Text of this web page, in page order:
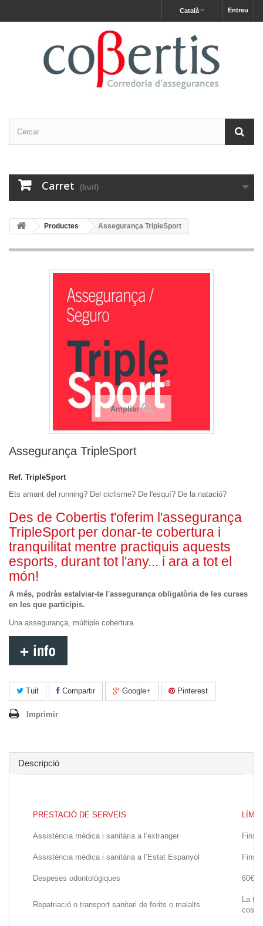
Entreu
Català
Carret (buit)
Productes Assegurança TripleSport
Ampliar
Assegurança TripleSport
Ref. TripleSport
Ets amant del running? Del ciclisme? De l'esquí? De la natació?
Des de Cobertis t'oferim l'assegurança
TripleSport per donar-te cobertura i
tranquilitat mentre practiquis aquests
esports, durant tot l'any... i ara a tot el
món!
A més, podràs estalviar-te l'assegurança obligatòria de les curses
en les que participis.
Una assegurança, múltiple cobertura.
Tuit Compartir Google+ Pinterest
Imprimir
Descripció
PRESTACIÓ DE SERVEIS
Assistència mèdica i sanitària a l’extranger Fins
Assistència mèdica i sanitària a l’Estat Espanyol Fins
Despeses odontològiques 60€
Repatriació o transport sanitari de ferits o malalts
La
cost